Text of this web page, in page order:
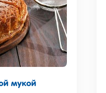
мукой